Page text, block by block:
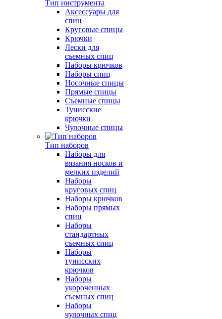
Тип инструмента
Аксессуары для
спиц
Круговые спицы
Крючки
Лески для
съемных спиц
Наборы крючков
Наборы спиц
Носочные спицы
Прямые спицы
Съемные спицы
Тунисские
крючки
Чулочные спицы
Тип наборов
Наборы для
вязания носков и
мелких изделий
Наборы
круговых спиц
Наборы крючков
Наборы прямых
спиц
Наборы
стандартных
съемных спиц
Наборы
тунисских
крючков
Наборы
укороченных
съемных спиц
Наборы
чулочных спиц